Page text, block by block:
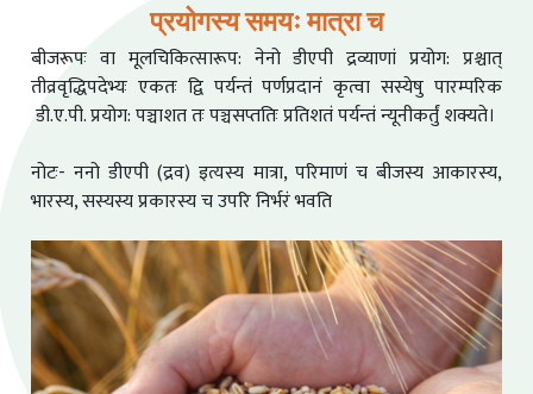
प्रयोगस्य समयः मात्रा च
बीजरूपः वा मूलचिकित्सारूप: नेनो डीएपी द्रव्याणां प्रयोग: प्रश्चात्
तीव्रवृद्धिपदेभ्यः एकतः द्वि पर्यन्तं पर्णप्रदानं कृत्वा सस्येषु पारम्परिक
डी.ए.पी. प्रयोग: पञ्चाशत तः पञ्चसप्ततिः प्रतिशतं पर्यन्तं न्यूनीकर्तुं शक्यते।
नोटः- ननो डीएपी (द्रव) इत्यस्य मात्रा, परिमाणं च बीजस्य आकारस्य,
भारस्य, सस्यस्य प्रकारस्य च उपरि निर्भरं भवति